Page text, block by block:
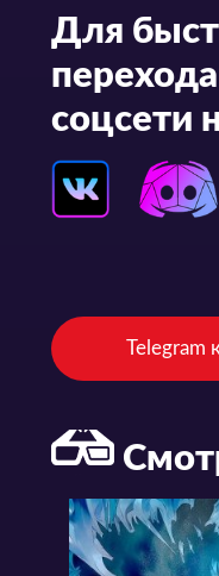
Для
соцсети
Telegram